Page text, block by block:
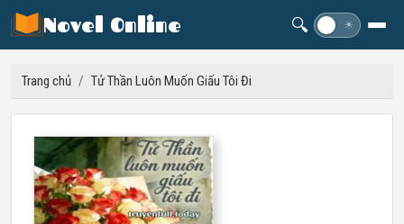
Novel Online 🔍 ☀
Trang chủ / Tử Thần Luôn Muốn Giấu Tôi Đi